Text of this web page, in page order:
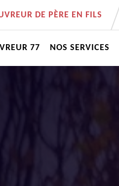
DE PÈRE EN FILS
77 NOS SERVICES